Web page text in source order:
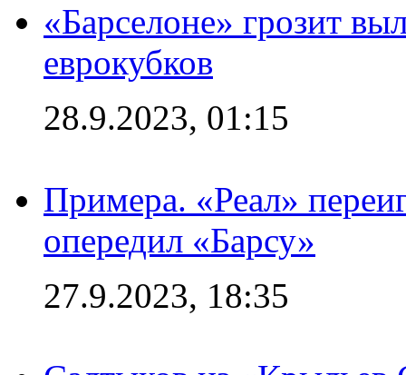
«Барселоне» грозит
еврокубков
28.9.2023, 01:15
Примера. «Реал»
опередил «Барсу»
27.9.2023, 18:35